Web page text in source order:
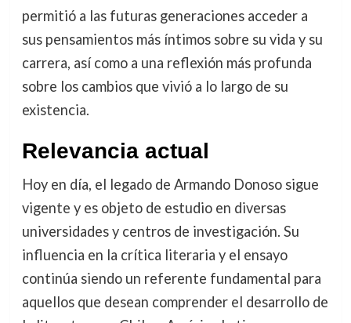
permitió a las futuras generaciones acceder a
sus pensamientos más íntimos sobre su vida y su
carrera, así como a una reflexión más profunda
sobre los cambios que vivió a lo largo de su
existencia.
Relevancia actual
Hoy en día, el legado de Armando Donoso sigue
vigente y es objeto de estudio en diversas
universidades y centros de investigación. Su
influencia en la crítica literaria y el ensayo
continúa siendo un referente fundamental para
aquellos que desean comprender el desarrollo de